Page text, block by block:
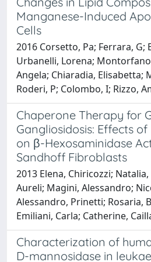
Manganese-Induced
Cells
2016 Corsetto, Pa; Ferrara, G;
Urbanelli, Lorena;
Angela; Chiaradia, Elisabetta;
Roderi, P; Colombo, I; Rizzo,
Chaperone Therapy for
Gangliosidosis: Effects
on β-Hexosaminidase
Sandhoff Fibroblasts
2013 Elena, Chiricozzi;
Aureli; Magini, Alessandro;
Alessandro, Prinetti; Rosaria,
Emiliani, Carla; Catherine,
Characterization of
D-mannosidase in